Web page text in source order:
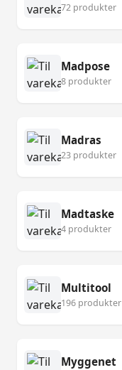
72 produkter
Madpose
8 produkter
Madras
23 produkter
Madtaske
4 produkter
Multitool
196 produkter
Myggenet